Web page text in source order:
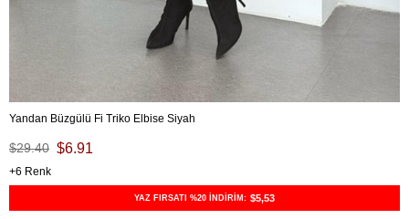
Yandan Büzgülü Fi Triko Elbise Siyah
$6.91
$29.40
6
YAZ FIRSATI %20 İNDİRİM: $5,53